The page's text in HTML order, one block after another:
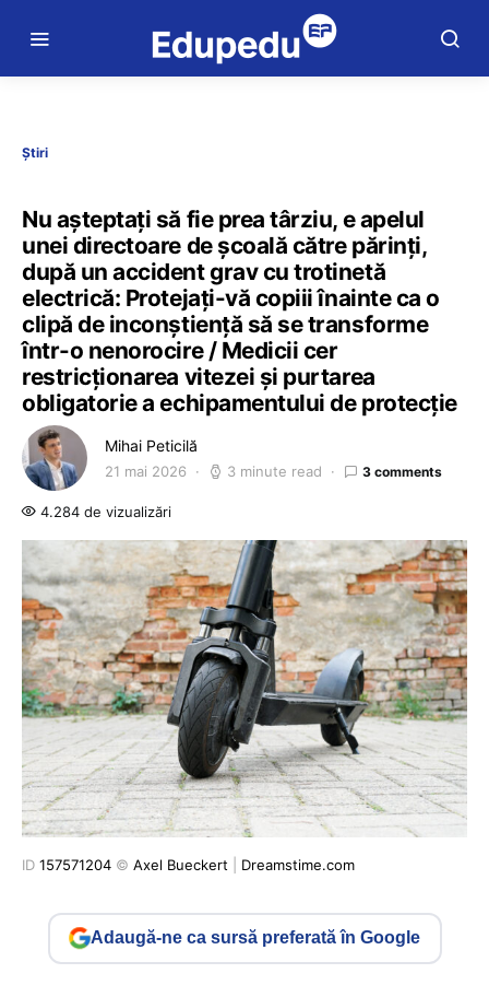
Știri
Nu așteptați să fie prea târziu, e apelul
unei directoare de școală către părinți,
după un accident grav cu trotinetă
electrică: Protejați-vă copiii înainte ca o
clipă de inconștiență să se transforme
într-o nenorocire / Medicii cer
restricționarea vitezei și purtarea
obligatorie a echipamentului de protecție
Mihai Peticilă
21 mai 2026 3 minute read 3 comments
4.284 de vizualizări
ID 157571204 © Axel Bueckert Dreamstime.com
Adaugă-ne ca sursă preferată în Google